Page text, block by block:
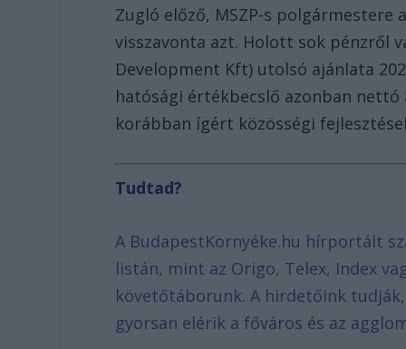
Zugló előző, MSZP-s
visszavonta azt. Holott sok pénzről
Development Kft) utolsó ajánlata
hatósági értékbecslő azonban
korábban ígért közösségi
Tudtad?
A BudapestKörnyéke.hu hírportált
listán, mint az Origo, Telex, Index
követőtáborunk. A hirdetőink
gyorsan elérik a főváros és az